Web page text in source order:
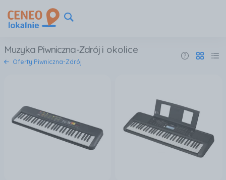
Muzyka Piwniczna-Zdrój i okolice
Oferty Piwniczna-Zdrój